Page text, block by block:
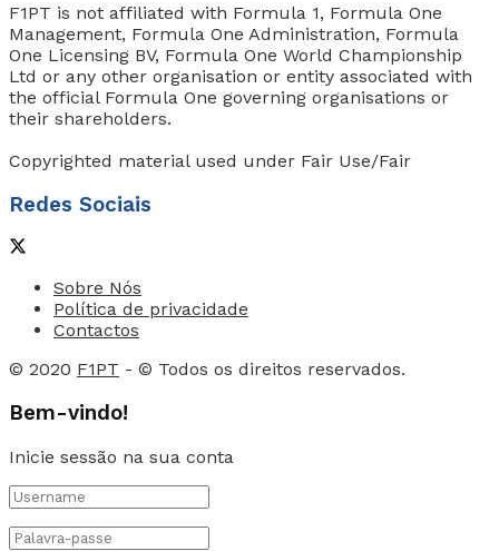
F1PT is not affiliated with Formula 1, Formula One
Management, Formula One Administration, Formula
One Licensing BV, Formula One World Championship
Ltd or any other organisation or entity associated with
the official Formula One governing organisations or
their shareholders.
Copyrighted material used under Fair Use/Fair
Redes Sociais
Sobre Nós
Política de privacidade
Contactos
© 2020 F1PT - © Todos os direitos reservados.
Bem-vindo!
Inicie sessão na sua conta